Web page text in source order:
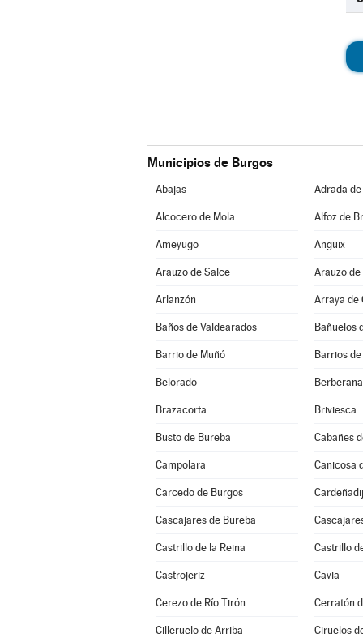
Municipios de Burgos
Abajas Adrada de
Alcocero de Mola Alfoz de
Ameyugo Anguix
Arauzo de Salce Arauzo
Arlanzón Arraya de
Baños de Valdearados Bañuelos
Barrio de Muñó Barrios
Belorado Berberana
Brazacorta Briviesca
Busto de Bureba Cabañes
Campolara Canicosa
Carcedo de Burgos
Cascajares de Bureba
Castrillo de la Reina Castrillo
Castrojeriz Cavia
Cerezo de Río Tirón Cerratón
Cilleruelo de Arriba Ciruelos